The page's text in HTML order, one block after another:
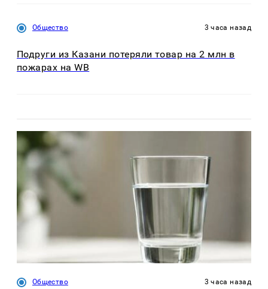
Общество 3 часа назад
Подруги из Казани потеряли товар на 2 млн в
пожарах на WB
Общество 3 часа назад